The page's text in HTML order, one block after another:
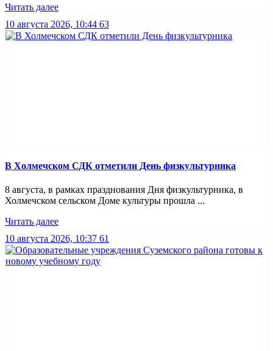
Читать далее
10 августа 2026, 10:44 63
В Холмечском СДК отметили День физкультурника
8 августа, в рамках празднования Дня физкультурника, в
Холмечском сельском Доме культуры прошла ...
Читать далее
10 августа 2026, 10:37 61